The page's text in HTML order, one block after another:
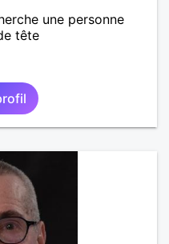
une personne
tête